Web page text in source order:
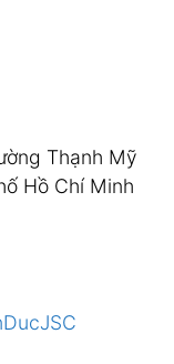
Thạnh Mỹ
Hồ Chí Minh